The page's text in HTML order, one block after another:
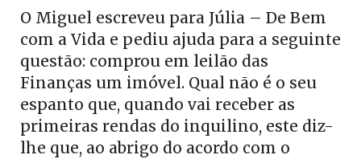
O Miguel escreveu para Júlia – De Bem
com a Vida e pediu ajuda para a seguinte
questão: comprou em leilão das
Finanças um imóvel. Qual não é o seu
espanto que, quando vai receber as
primeiras rendas do inquilino, este diz-
lhe que, ao abrigo do acordo com o